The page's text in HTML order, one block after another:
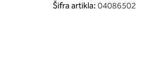
Šifra artikla: 04086502